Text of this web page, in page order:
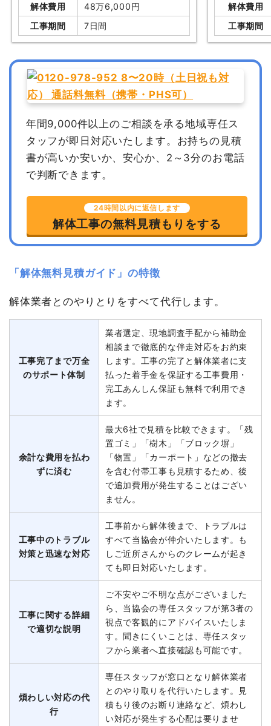
解体費用
48万6,000円
工事期間
7日間
解体費用
工事期間
年間9,000件以上のご相談を承る地域専任ス
タッフが即日対応いたします。 お持ちの見積
書が高いか安いか、安心か、2～3分のお電話
で判断できます。
24時間以内に返信します
解体工事の無料見積もりをする
「解体無料見積ガイド」の特徴
解体業者とのやりとりをすべて代行します。
工事完了まで万全
のサポート体制
業者選定、現地調査手配から補助金
相談まで徹底的な伴走対応をお約束
します。工事の完了と解体業者に支
払った着手金を保証する工事費用・
完工あんしん保証も無料で利用でき
ます。
余計な費用を払わ
ずに済む
最大6社で見積を比較できます。「残
置ゴミ」「樹木」「ブロック塀」
「物置」「カーポート」などの撤去
を含む付帯工事も見積するため、後
で追加費用が発生することはござい
ません。
工事中のトラブル
対策と迅速な対応
工事前から解体後まで、トラブルは
すべて当協会が仲介いたします。も
しご近所さんからのクレームが起き
ても即日対応いたします。
工事に関する詳細
で適切な説明
ご不安やご不明な点がございました
ら、当協会の専任スタッフが第3者の
視点で客観的にアドバイスいたしま
す。聞きにくいことは、専任スタッ
フから業者へ直接確認も可能です。
煩わしい対応の代
行
専任スタッフが窓口となり解体業者
とのやり取りを代行いたします。見
積もり後のお断り連絡など、煩わし
い対応が発生する心配は要りませ